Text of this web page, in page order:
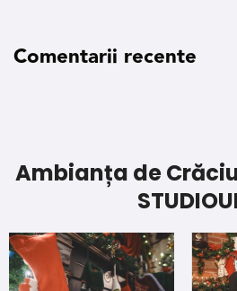
Comentarii recente
Ambianța de